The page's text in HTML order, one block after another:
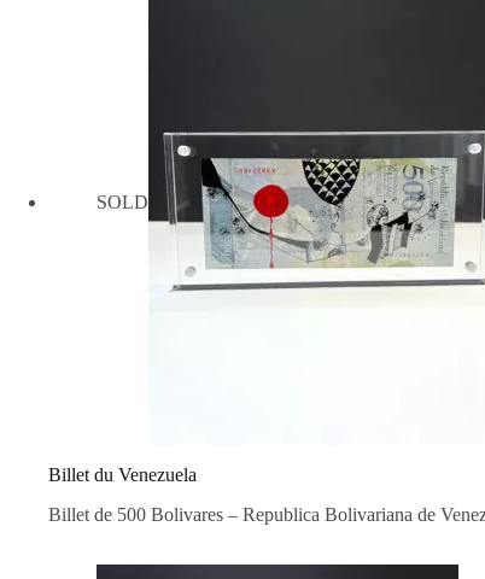
SOLD
Billet du Venezuela
Billet de 500 Bolivares – Republica Bolivariana de